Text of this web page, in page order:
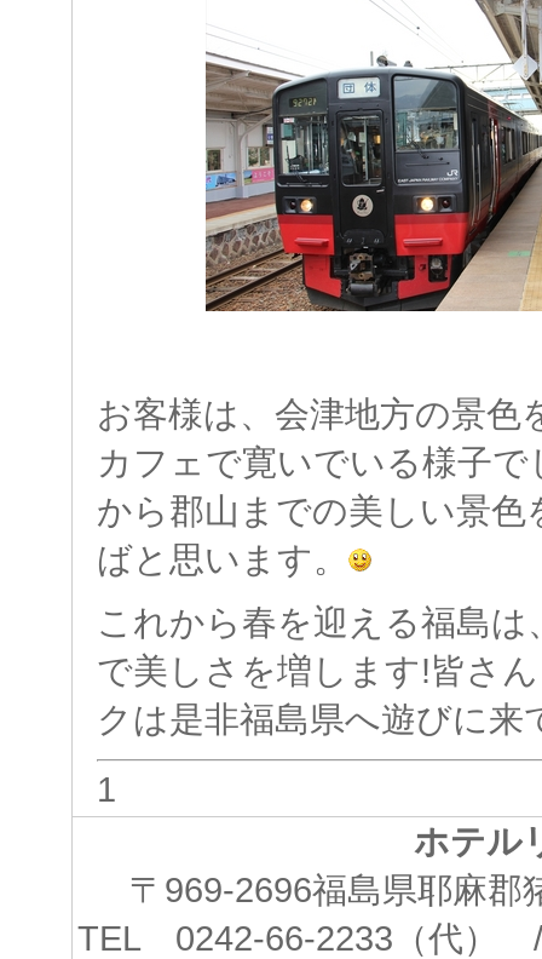
お客様は、会津地方の景色
カフェで寛いでいる様子で
から郡山までの美しい景
ばと思います。
これから春を迎える福島
で美しさを増します!皆さ
クは是非福島県へ遊びに来
1
ホテル
〒969-2696福島県耶麻
TEL 0242-66-2233（代